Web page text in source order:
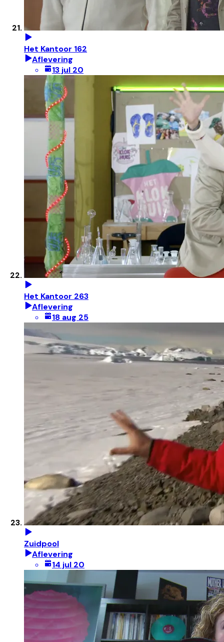
Het Kantoor 162
Aflevering
13 jul 20
Het Kantoor 263
Aflevering
18 aug 25
Zuidpool
Aflevering
14 jul 20